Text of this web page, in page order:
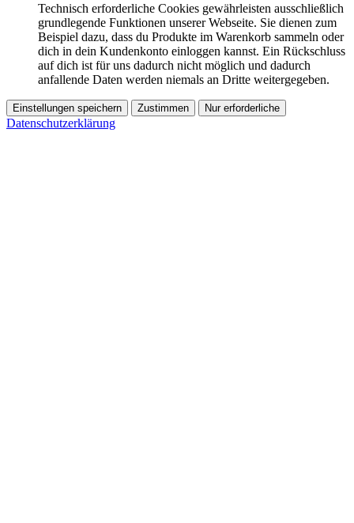
Technisch erforderliche Cookies gewährleisten ausschließlich
grundlegende Funktionen unserer Webseite. Sie dienen zum
Beispiel dazu, dass du Produkte im Warenkorb sammeln oder
dich in dein Kundenkonto einloggen kannst. Ein Rückschluss
auf dich ist für uns dadurch nicht möglich und dadurch
anfallende Daten werden niemals an Dritte weitergegeben.
Einstellungen speichern Zustimmen Nur erforderliche
Datenschutzerklärung